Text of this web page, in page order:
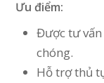
Ưu điểm:
Được tư
chóng.
Hỗ trợ thủ